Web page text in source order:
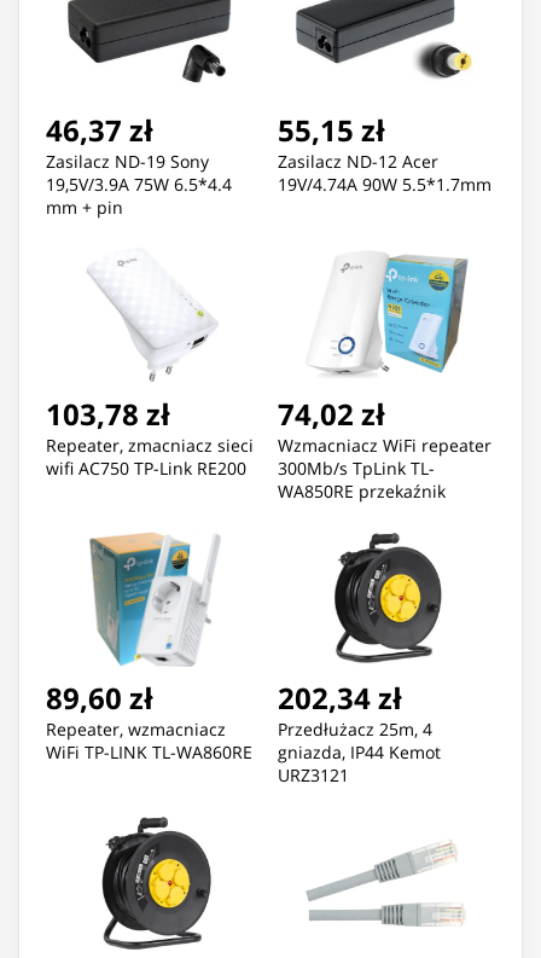
46,37 zł
Zasilacz ND-19 Sony
19,5V/3.9A 75W 6.5*4.4
mm + pin
55,15 zł
Zasilacz ND-12 Acer
19V/4.74A 90W 5.5*1.7mm
103,78 zł
Repeater, zmacniacz sieci
wifi AC750 TP-Link RE200
74,02 zł
Wzmacniacz WiFi repeater
300Mb/s TpLink TL-
WA850RE przekaźnik
89,60 zł
Repeater, wzmacniacz
WiFi TP-LINK TL-WA860RE
202,34 zł
Przedłużacz 25m, 4
gniazda, IP44 Kemot
URZ3121